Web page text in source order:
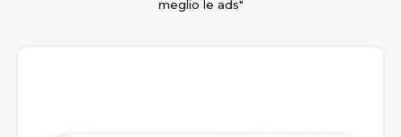
meglio le ads"